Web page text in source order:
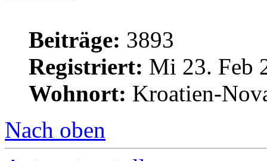
Beiträge: 3893
Registriert: Mi 23. Feb
Wohnort: Kroatien-
Nach oben